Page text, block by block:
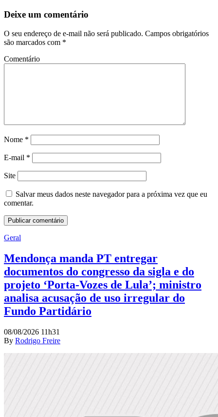
Deixe um comentário
O seu endereço de e-mail não será publicado. Campos obrigatórios
são marcados com *
Comentário
Nome *
E-mail *
Site
Salvar meus dados neste navegador para a próxima vez que eu
comentar.
Geral
Mendonça manda PT entregar
documentos do congresso da sigla e do
projeto ‘Porta-Vozes de Lula’; ministro
analisa acusação de uso irregular do
Fundo Partidário
08/08/2026 11h31
By Rodrigo Freire